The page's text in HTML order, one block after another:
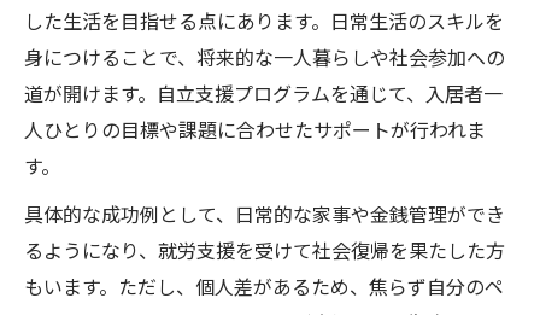
安心して暮らすための長期利用戦略を考える
障がい者グループホームで長期利用を実現
するコツ
障がい者グループホームの永住可能性と選
障がい者グループホームの生活安定策を徹
底解説
障がい者グループホームで将来設計を立て
した生活を目指せる点にあります。日常生活のスキルを
身につけることで、将来的な一人暮らしや社会参加への
道が開けます。自立支援プログラムを通じて、入居者一
人ひとりの目標や課題に合わせたサポートが行われま
す。
具体的な成功例として、日常的な家事や金銭管理ができ
るようになり、就労支援を受けて社会復帰を果たした方
もいます。ただし、個人差があるため、焦らず自分のペ